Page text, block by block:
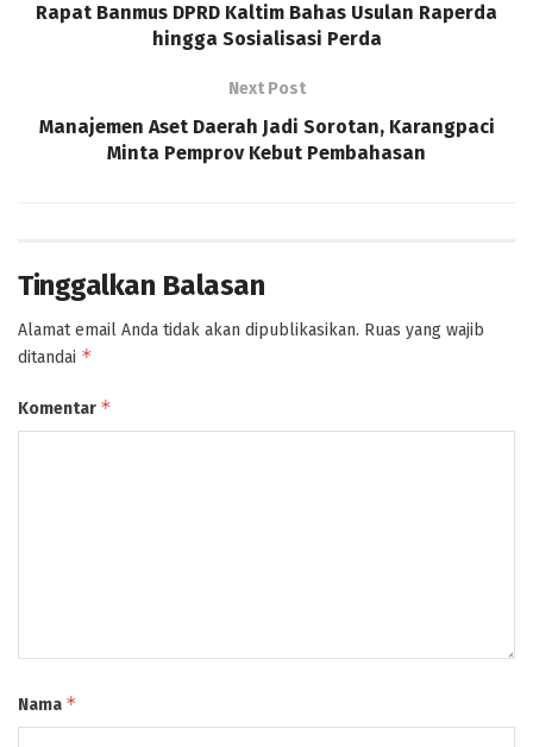
Rapat Banmus DPRD Kaltim Bahas Usulan Raperda
hingga Sosialisasi Perda
Next Post
Manajemen Aset Daerah Jadi Sorotan, Karangpaci
Minta Pemprov Kebut Pembahasan
Tinggalkan Balasan
Alamat email Anda tidak akan dipublikasikan. Ruas yang wajib
ditandai *
Komentar *
Nama *